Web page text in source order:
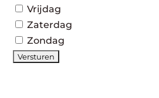
Vrijdag
Zaterdag
Zondag